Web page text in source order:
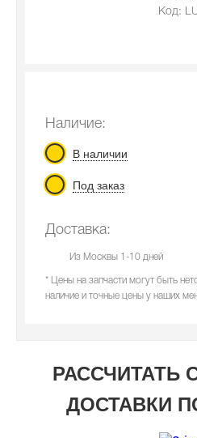
Код:
Наличие:
В наличии
Под заказ
Доставка:
Из Москвы 1-10 дней
* Цены на запчасти могут быть
наличие и точные цены у наших
РАССЧИТАТЬ
ДОСТАВКИ